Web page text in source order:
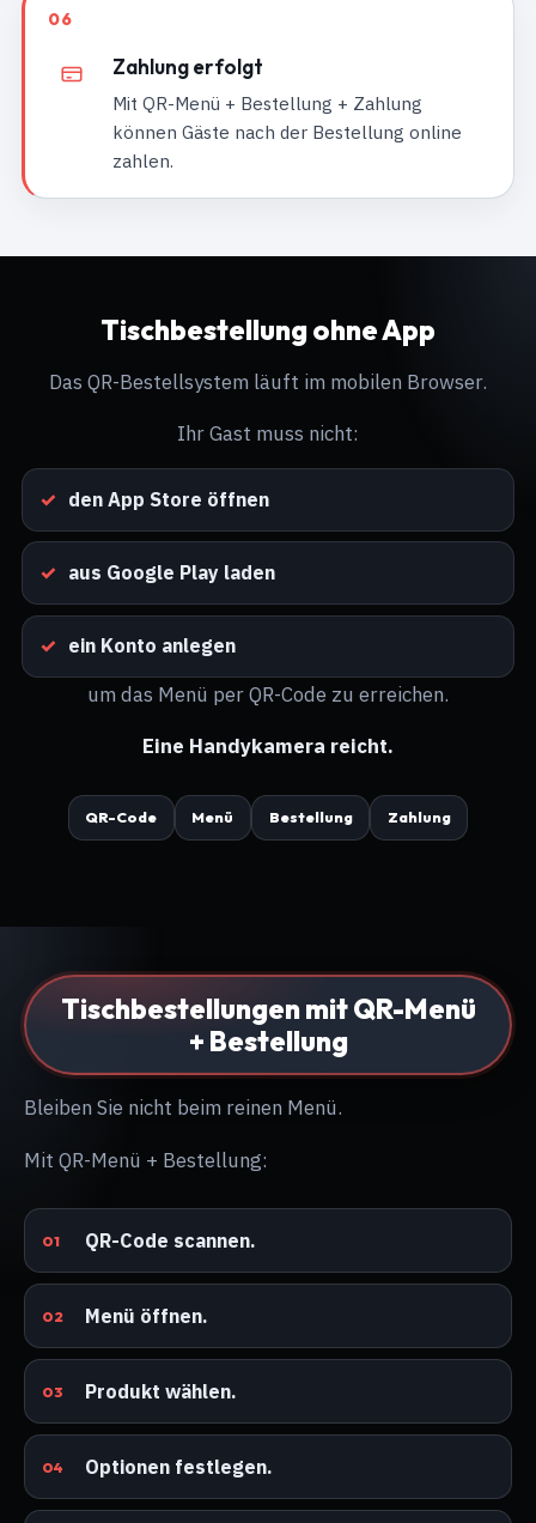
06
Zahlung erfolgt
Mit QR-Menü + Bestellung + Zahlung
können Gäste nach der Bestellung online
zahlen.
Tischbestellung ohne App
Das QR-Bestellsystem läuft im mobilen Browser.
Ihr Gast muss nicht:
den App Store öffnen
aus Google Play laden
ein Konto anlegen
um das Menü per QR-Code zu erreichen.
Eine Handykamera reicht.
QR-Code Menü Bestellung Zahlung
Tischbestellungen mit QR-Menü
+ Bestellung
Bleiben Sie nicht beim reinen Menü.
Mit QR-Menü + Bestellung:
QR-Code scannen.
Menü öffnen.
Produkt wählen.
Optionen festlegen.